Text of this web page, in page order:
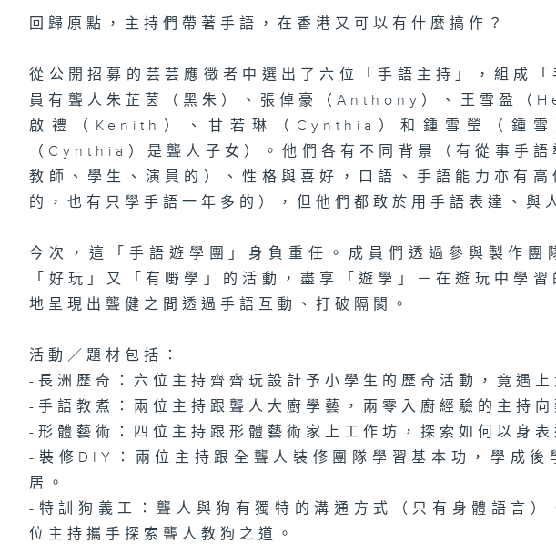
回歸原點，主持們帶著手語，在香港又可以有什麼搞作？
從公開招募的芸芸應徵者中選出了六位「手語主持」，組成「
員有聾人朱芷茵（黑朱）、張倬豪（Anthony）、王雪盈（
啟禮（Kenith）、甘若琳（Cynthia）和鍾雪瑩（鍾雪
（Cynthia）是聾人子女）。他們各有不同背景（有從事手語
教師、學生、演員的）、性格與喜好，口語、手語能力亦有高
的，也有只學手語一年多的），但他們都敢於用手語表達、與
今次，這「手語遊學團」身負重任。成員們透過參與製作團
「好玩」又「有嘢學」的活動，盡享「遊學」－在遊玩中學
地呈現出聾健之間透過手語互動、打破隔閡。
活動／題材包括：
-長洲歷奇：六位主持齊齊玩設計予小學生的歷奇活動，竟遇上
-手語教煮：兩位主持跟聾人大廚學藝，兩零入廚經驗的主持向
-形體藝術：四位主持跟形體藝術家上工作坊，探索如何以身表
-裝修DIY：兩位主持跟全聾人裝修團隊學習基本功，學成後
居。
-特訓狗義工：聾人與狗有獨特的溝通方式（只有身體語言）
位主持攜手探索聾人教狗之道。